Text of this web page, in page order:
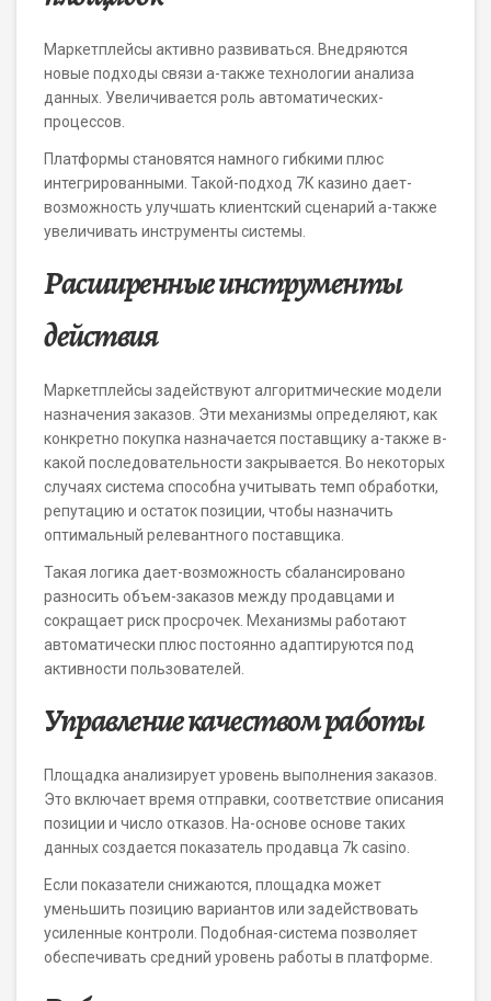
Маркетплейсы активно развиваться. Внедряются
новые подходы связи а-также технологии анализа
данных. Увеличивается роль автоматических-
процессов.
Платформы становятся намного гибкими плюс
интегрированными. Такой-подход 7К казино дает-
возможность улучшать клиентский сценарий а-также
увеличивать инструменты системы.
Расширенные инструменты
действия
Маркетплейсы задействуют алгоритмические модели
назначения заказов. Эти механизмы определяют, как
конкретно покупка назначается поставщику а-также в-
какой последовательности закрывается. Во некоторых
случаях система способна учитывать темп обработки,
репутацию и остаток позиции, чтобы назначить
оптимальный релевантного поставщика.
Такая логика дает-возможность сбалансировано
разносить объем-заказов между продавцами и
сокращает риск просрочек. Механизмы работают
автоматически плюс постоянно адаптируются под
активности пользователей.
Управление качеством работы
Площадка анализирует уровень выполнения заказов.
Это включает время отправки, соответствие описания
позиции и число отказов. На-основе основе таких
данных создается показатель продавца 7k casino.
Если показатели снижаются, площадка может
уменьшить позицию вариантов или задействовать
усиленные контроли. Подобная-система позволяет
обеспечивать средний уровень работы в платформе.